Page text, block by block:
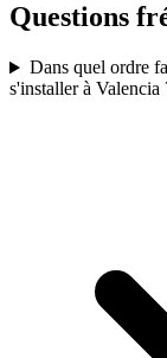
Questions
Dans quel ordre
s'installer à Valencia